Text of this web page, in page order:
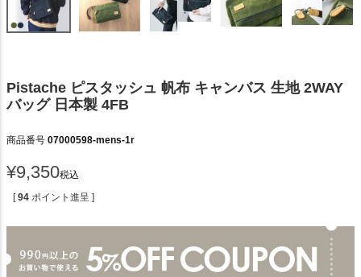
Pistache ピスタッシュ 帆布 キャンバス 生地 2WAY
バッグ 日本製 4FB
商品番号 07000598-mens-1r
¥9,350税込
[ 94 ポイント進呈 ]